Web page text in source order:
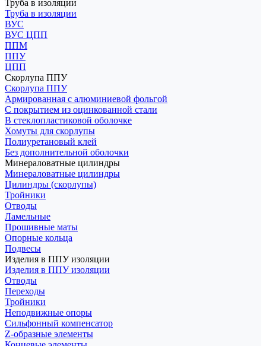
Труба в изоляции
Труба в изоляции
ВУС
ВУС ЦПП
ППМ
ППУ
ЦПП
Скорлупа ППУ
Скорлупа ППУ
Армированная с алюминиевой фольгой
С покрытием из оцинкованной стали
В стеклопластиковой оболочке
Хомуты для скорлупы
Полиуретановый клей
Без дополнительной оболочки
Минераловатные цилиндры
Минераловатные цилиндры
Цилиндры (скорлупы)
Тройники
Отводы
Ламельные
Прошивные маты
Опорные кольца
Подвесы
Изделия в ППУ изоляции
Изделия в ППУ изоляции
Отводы
Переходы
Тройники
Неподвижные опоры
Cильфонный компенсатор
Z-образные элементы